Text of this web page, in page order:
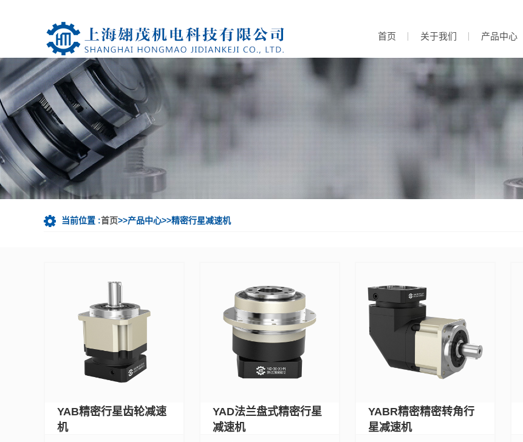
首页 关于我们 产品中心
当前位置 :首页>>产品中心>>精密行星减速机
YAB精密行星齿轮减速
机
YAD法兰盘式精密行星
减速机
YABR精密精密转角行
星减速机